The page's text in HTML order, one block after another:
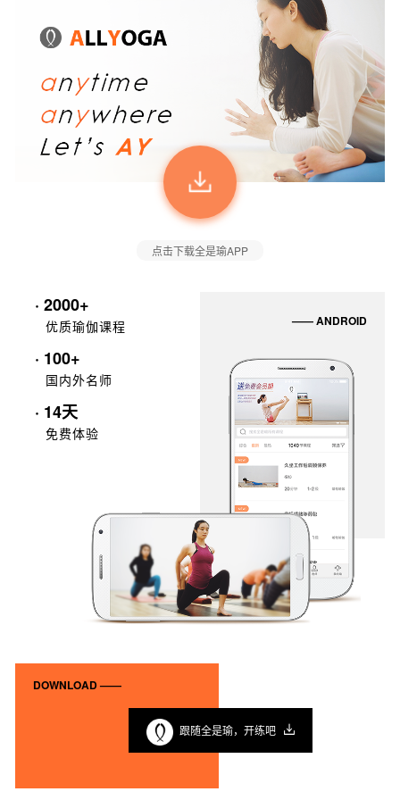
点击下载全是瑜APP
· 2000+
优质瑜伽课程
· 100+
国内外名师
· 14天
免费体验
—— ANDROID
DOWNLOAD ——
跟随全是瑜，开练吧